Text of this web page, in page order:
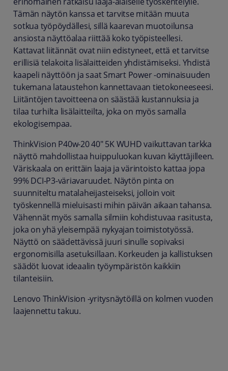
Tämän näytön kanssa et tarvitse mitään muuta
sotkua työpöydällesi, sillä kaarevan muotoilunsa
ansiosta näyttöalaa riittää koko työpisteellesi.
Kattavat liitännät ovat niin edistyneet, että et tarvitse
erillisiä telakoita lisälaitteiden yhdistämiseksi. Yhdistä
kaapeli näyttöön ja saat Smart Power -ominaisuuden
tukemana lataustehon kannettavaan tietokoneeseesi.
Liitäntöjen tavoitteena on säästää kustannuksia ja
tilaa turhilta lisälaitteilta, joka on myös samalla
ekologisempaa.
ThinkVision P40w-20 40" 5K WUHD vaikuttavan tarkka
näyttö mahdollistaa huippuluokan kuvan käyttäjilleen.
Väriskaala on erittäin laaja ja värintoisto kattaa jopa
99% DCI-P3-väriavaruudet. Näytön pinta on
suunniteltu matalaheijasteiseksi, jolloin voit
työskennellä mieluisasti mihin päivän aikaan tahansa.
Vähennät myös samalla silmiin kohdistuvaa rasitusta,
joka on yhä yleisempää nykyajan toimistotyössä.
Näyttö on säädettävissä juuri sinulle sopivaksi
ergonomisilla asetuksillaan. Korkeuden ja kallistuksen
säädöt luovat ideaalin työympäristön kaikkiin
tilanteisiin.
Lenovo ThinkVision -yritysnäytöillä on kolmen vuoden
laajennettu takuu.